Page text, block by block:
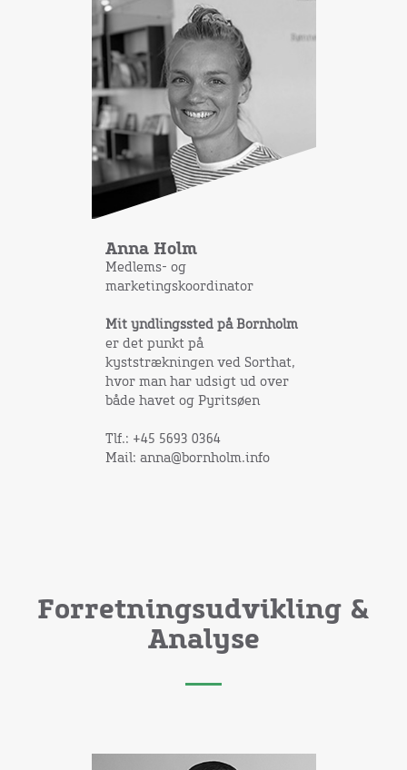
Anna Holm
Medlems- og
marketingskoordinator
Mit yndlingssted på Bornholm
er det punkt på
kyststrækningen ved Sorthat,
hvor man har udsigt ud over
både havet og Pyritsøen
Tlf.: +45 5693 0364
Mail: anna@bornholm.info
Forretningsudvikling &
Analyse